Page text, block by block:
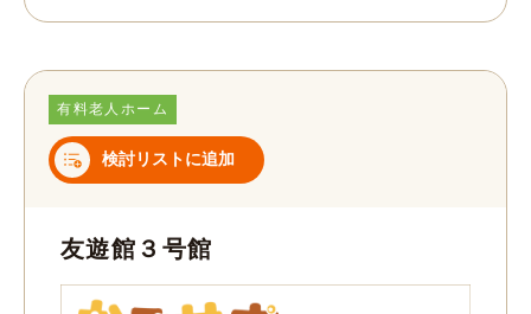
有料老人ホーム
検討リストに追加
友遊館３号館